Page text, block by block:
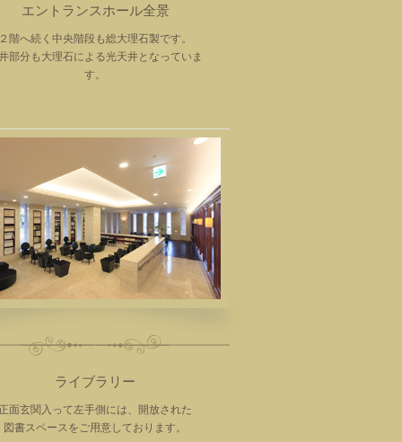
エントランスホール全景
階へ続く中央階段も総大理石製です。
部分も大理石による光天井となっていま
す。
ライブラリー
面玄関入って左手側には、開放された
図書スペースをご用意しております。